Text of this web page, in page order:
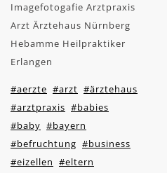
Imagefotogafie Arztpraxis
Arzt Ärztehaus Nürnberg
Hebamme Heilpraktiker
Erlangen
#aerzte #arzt #ärztehaus
#arztpraxis #babies
#baby #bayern
#befruchtung #business
#eizellen #eltern